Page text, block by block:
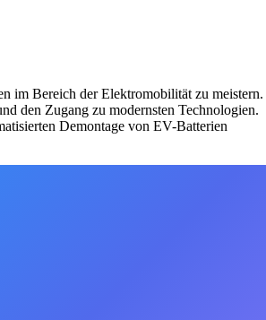
im Bereich der Elektromobilität zu meistern.
den Zugang zu modernsten Technologien.
Demontage von EV-Batterien